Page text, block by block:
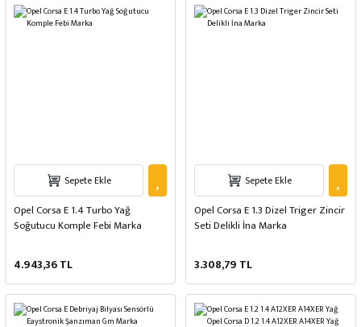
Sepete Ekle
Opel Corsa E 1.4 Turbo Yağ
Soğutucu Komple Febi Marka
4.943,36 TL
Sepete Ekle
Opel Corsa E 1.3 Dizel Triger Zincir
Seti Delikli İna Marka
3.308,79 TL